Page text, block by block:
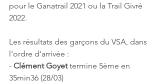
pour le Ganatrail 2021 ou la Trail Givré
2022.
Les résultats des garçons du VSA, dans
l'ordre d'arrivée :
- Clément Goyet termine 5ème en
35min36 (28/03)